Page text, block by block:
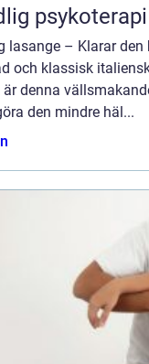
lasange – Klarar den
och klassisk
är denna
den mindre häl...